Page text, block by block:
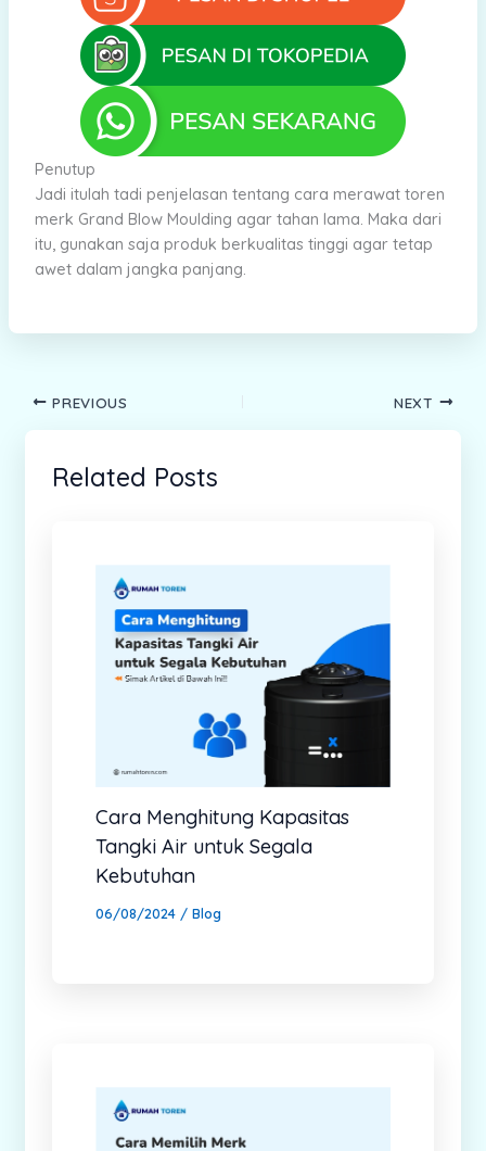
Penutup
Jadi itulah tadi penjelasan tentang cara merawat toren
merk Grand Blow Moulding agar tahan lama. Maka dari
itu, gunakan saja produk berkualitas tinggi agar tetap
awet dalam jangka panjang.
PREVIOUS NEXT
Related Posts
Cara Menghitung Kapasitas
Tangki Air untuk Segala
Kebutuhan
06/08/2024 / Blog